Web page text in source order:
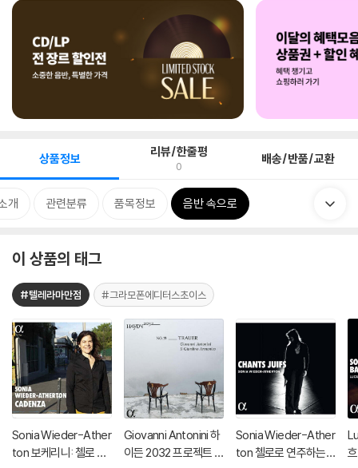
상품정보 리뷰/한줄평
0 배송/반품/교환
개 관련분류 품목정보 음반 속으로
이 상품의 태그
#텔레라마만점 #그라모폰에디터스초이스
Sonia Wieder-Ather
ton 보케리니: 첼로 협
Giovanni Antonini 하
이든 2032 프로젝트 1
Sonia Wieder-Ather
ton 첼로로 연주하는